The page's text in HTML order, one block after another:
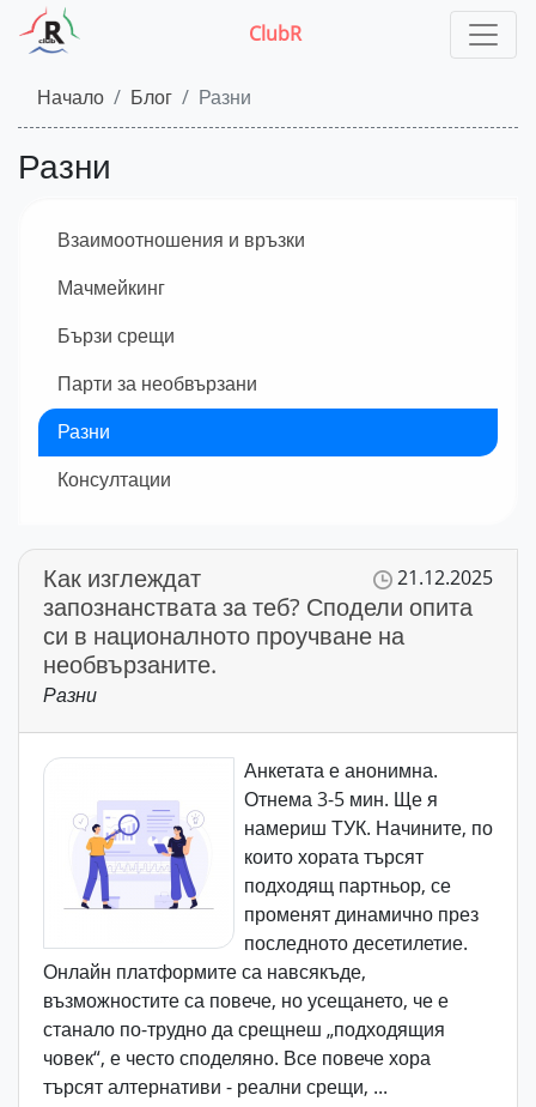
ClubR
Начало Блог Разни
Разни
Взаимоотношения и връзки
Мачмейкинг
Бързи срещи
Парти за необвързани
Разни
Консултации
21.12.2025
Как изглеждат
запознанствата за теб? Сподели опита
си в националното проучване на
необвързаните.
Разни
Анкетата е анонимна.
Отнема 3-5 мин. Ще я
намериш ТУК. Начините, по
които хората търсят
подходящ партньор, се
променят динамично през
последното десетилетие.
Онлайн платформите са навсякъде,
възможностите са повече, но усещането, че е
станало по-трудно да срещнеш „подходящия
човек“, е често споделяно. Все повече хора
търсят алтернативи - реални срещи, ...